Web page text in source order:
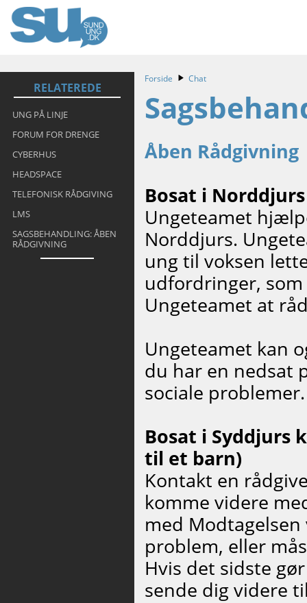
RELATEREDE
UNG PÅ LINJE
FORUM FOR DRENGE
CYBERHUS
HEADSPACE
TELEFONISK RÅDGIVING
LMS
SAGSBEHANDLING: ÅBEN
RÅDGIVNING
Forside Chat
Åben Rådgivning
Bosat i
Ungeteamet
Norddjurs.
ung til voksen
udfordringer,
Ungeteamet at
Ungeteamet kan
du har en nedsat
sociale problemer.
Bosat i Syddjurs
til et barn)
Kontakt en
komme videre
med
problem, eller
Hvis det sidste
sende dig videre